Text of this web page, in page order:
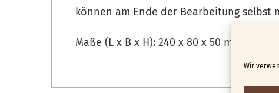
Wir
können am Ende der Bearbeitung selbst
Maße (L x B x H): 240 x 80 x 50 mm